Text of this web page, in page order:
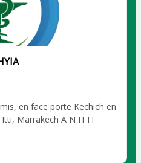
en face porte Kechich en
Marrakech AÏN ITTI